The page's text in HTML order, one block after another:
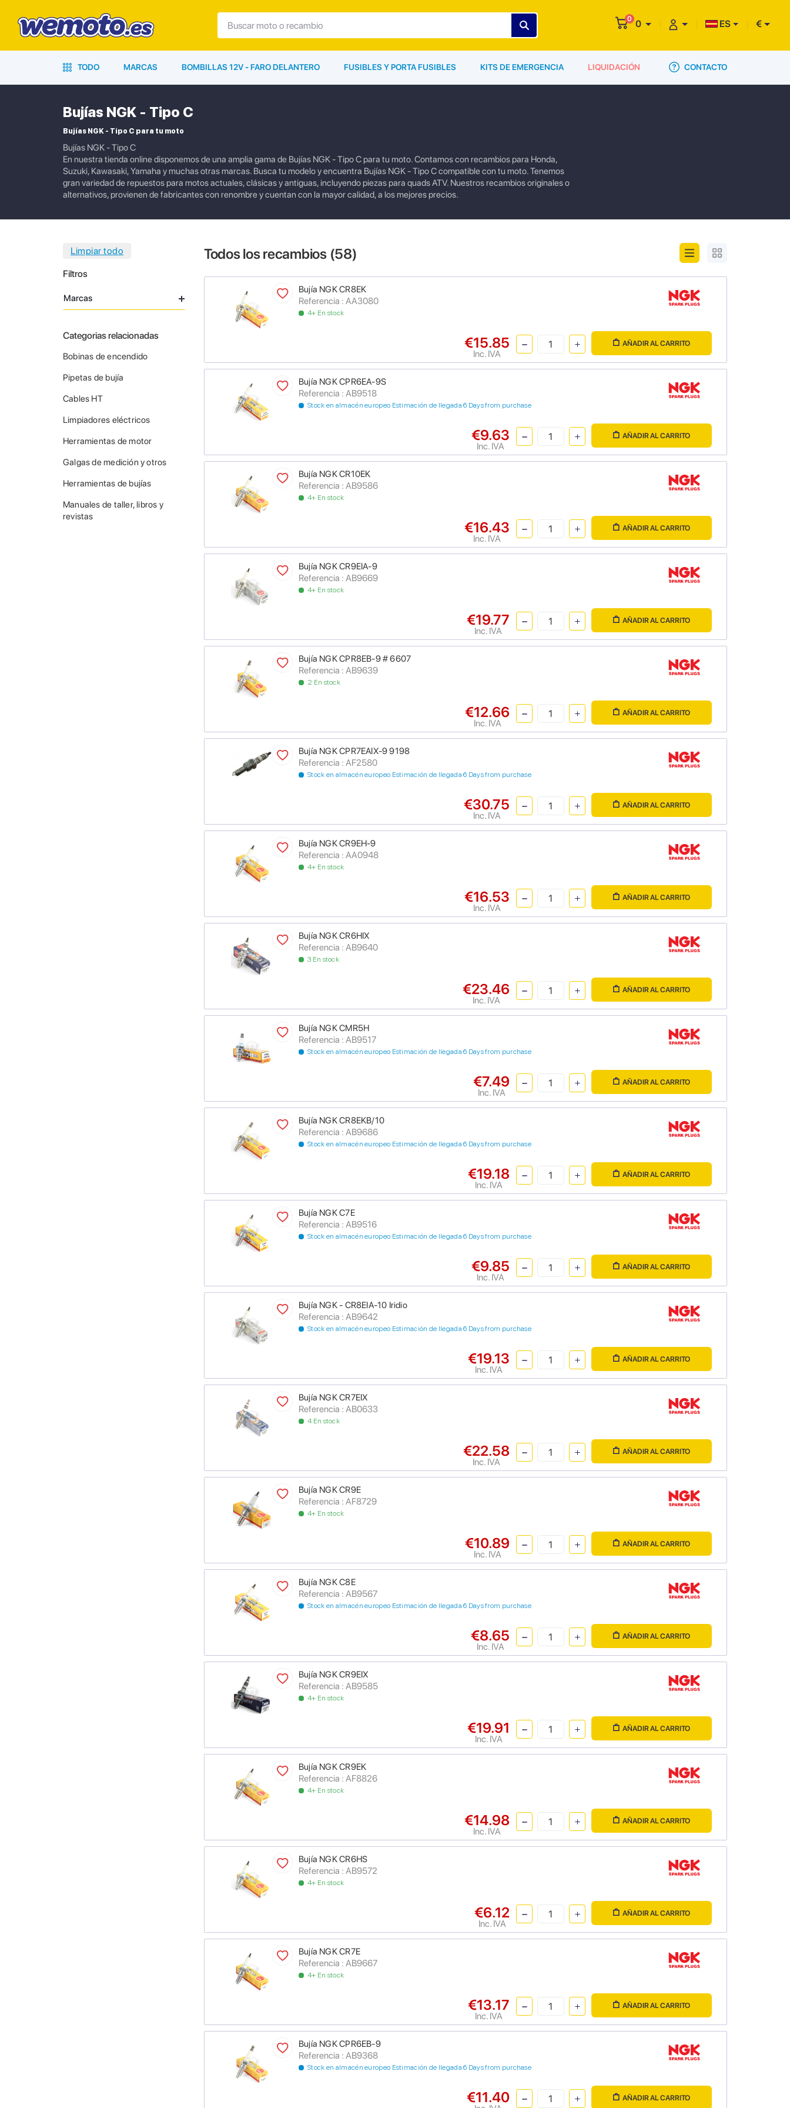
0 0 ES €
TODO MARCAS BOMBILLAS 12V - FARO DELANTERO FUSIBLES Y PORTA FUSIBLES KITS DE EMERGENCIA LIQUIDACIÓN CONTACTO
Bujías NGK - Tipo C
Bujías NGK - Tipo C para tu moto
Bujías NGK - Tipo C
En nuestra tienda online disponemos de una amplia gama de Bujías NGK - Tipo C para tu moto. Contamos con recambios para Honda,
Suzuki, Kawasaki, Yamaha y muchas otras marcas. Busca tu modelo y encuentra Bujías NGK - Tipo C compatible con tu moto. Tenemos
gran variedad de repuestos para motos actuales, clásicas y antiguas, incluyendo piezas para quads ATV. Nuestros recambios originales o
alternativos, provienen de fabricantes con renombre y cuentan con la mayor calidad, a los mejores precios.
Filtros
Marcas
Categorias relacionadas
Bobinas de encendido
Pipetas de bujía
Cables HT
Limpiadores eléctricos
Herramientas de motor
Galgas de medición y otros
Herramientas de bujías
Manuales de taller, libros y
revistas
Todos los recambios (58)
Bujía NGK CR8EK
Referencia : AA3080
4+ En stock
€15.85
Inc. IVA
AÑADIR AL CARRITO
Bujía NGK CPR6EA-9S
Referencia : AB9518
Stock en almacén europeo Estimación de llegada 6 Days from purchase
€9.63
Inc. IVA
AÑADIR AL CARRITO
Bujía NGK CR10EK
Referencia : AB9586
4+ En stock
€16.43
Inc. IVA
AÑADIR AL CARRITO
Bujía NGK CR9EIA-9
Referencia : AB9669
4+ En stock
€19.77
Inc. IVA
AÑADIR AL CARRITO
Bujía NGK CPR8EB-9 # 6607
Referencia : AB9639
2 En stock
€12.66
Inc. IVA
AÑADIR AL CARRITO
Bujía NGK CPR7EAIX-9 9198
Referencia : AF2580
Stock en almacén europeo Estimación de llegada 6 Days from purchase
€30.75
Inc. IVA
AÑADIR AL CARRITO
Bujía NGK CR9EH-9
Referencia : AA0948
4+ En stock
€16.53
Inc. IVA
AÑADIR AL CARRITO
Bujía NGK CR6HIX
Referencia : AB9640
3 En stock
€23.46
Inc. IVA
AÑADIR AL CARRITO
Bujía NGK CMR5H
Referencia : AB9517
Stock en almacén europeo Estimación de llegada 6 Days from purchase
€7.49
Inc. IVA
AÑADIR AL CARRITO
Bujía NGK CR8EKB/10
Referencia : AB9686
Stock en almacén europeo Estimación de llegada 6 Days from purchase
€19.18
Inc. IVA
AÑADIR AL CARRITO
Bujía NGK C7E
Referencia : AB9516
Stock en almacén europeo Estimación de llegada 6 Days from purchase
€9.85
Inc. IVA
AÑADIR AL CARRITO
Bujía NGK - CR8EIA-10 Iridio
Referencia : AB9642
Stock en almacén europeo Estimación de llegada 6 Days from purchase
€19.13
Inc. IVA
AÑADIR AL CARRITO
Bujía NGK CR7EIX
Referencia : AB0633
4 En stock
€22.58
Inc. IVA
AÑADIR AL CARRITO
Bujía NGK CR9E
Referencia : AF8729
4+ En stock
€10.89
Inc. IVA
AÑADIR AL CARRITO
Bujía NGK C8E
Referencia : AB9567
Stock en almacén europeo Estimación de llegada 6 Days from purchase
€8.65
Inc. IVA
AÑADIR AL CARRITO
Bujía NGK CR9EIX
Referencia : AB9585
4+ En stock
€19.91
Inc. IVA
AÑADIR AL CARRITO
Bujía NGK CR9EK
Referencia : AF8826
4+ En stock
€14.98
Inc. IVA
AÑADIR AL CARRITO
Bujía NGK CR6HS
Referencia : AB9572
4+ En stock
€6.12
Inc. IVA
AÑADIR AL CARRITO
Bujía NGK CR7E
Referencia : AB9667
4+ En stock
€13.17
Inc. IVA
AÑADIR AL CARRITO
Bujía NGK CPR6EB-9
Referencia : AB9368
Stock en almacén europeo Estimación de llegada 6 Days from purchase
€11.40 AÑADIR AL CARRITO